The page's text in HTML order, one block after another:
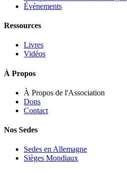
Événements
Ressources
Livres
Vidéos
À Propos
À Propos de l'Association
Dons
Contact
Nos Sedes
Sedes en Allemagne
Sièges Mondiaux